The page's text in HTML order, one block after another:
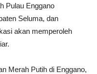
Pulau Enggano
Seluma, dan
akan memperoleh
Merah Putih di Enggano,